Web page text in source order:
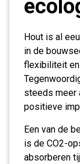
Hout is al
in de
flexibiliteit
steeds meer
positieve
Een van de
is de CO2-
absorberen